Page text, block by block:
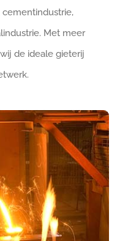
Met meer
de ideale gieterij
motorbehuizingen,
assen van